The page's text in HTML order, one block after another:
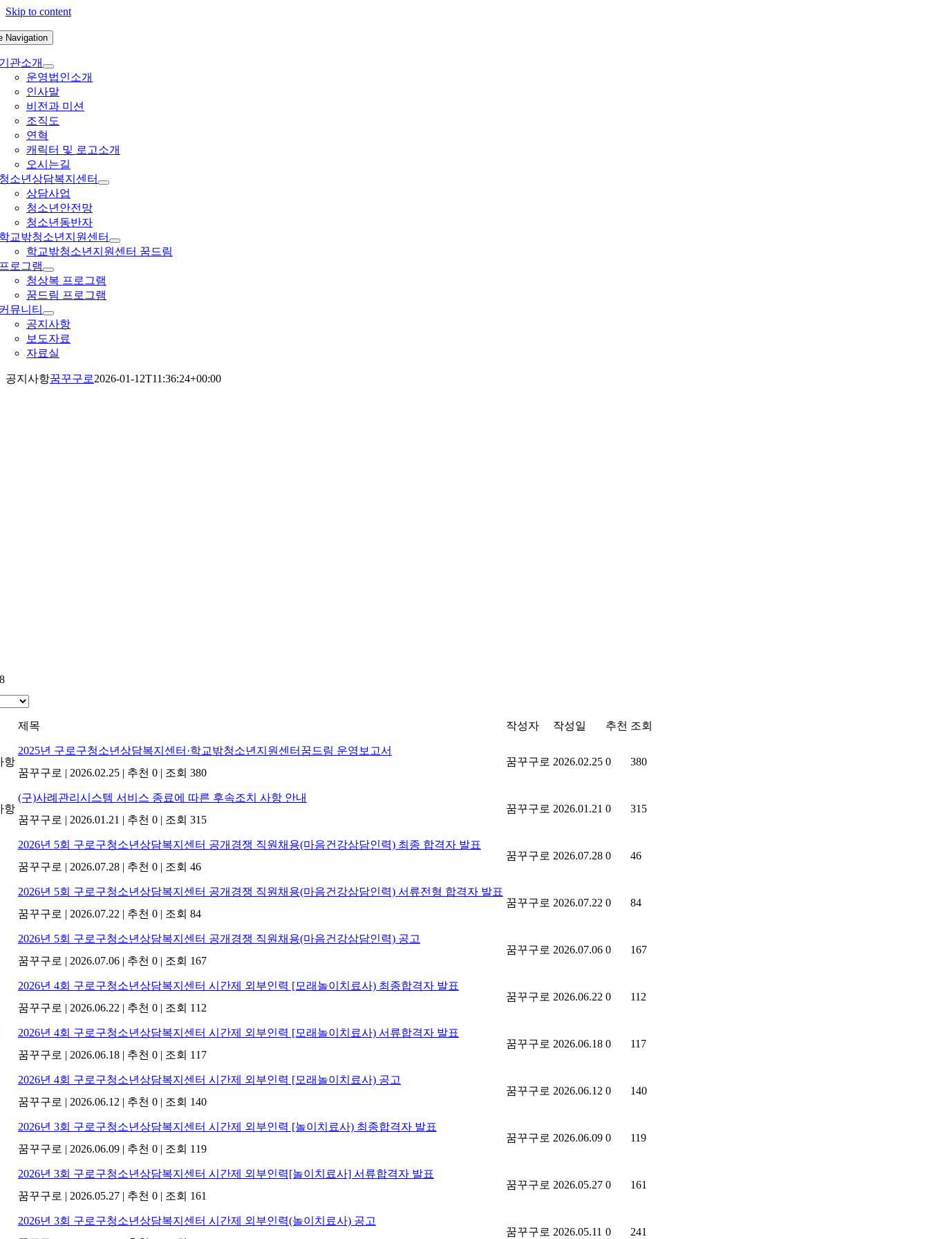
Skip to content
Navigation
관소개
운영법인소개
인사말
비전과 미션
조직도
연혁
캐릭터 및 로고소개
오시는길
소년상담복지센터
상담사업
청소년안전망
청소년동반자
교밖청소년지원센터
학교밖청소년지원센터 꿈드림
로그램
청상복 프로그램
꿈드림 프로그램
뮤니티
공지사항
보도자료
자료실
공지사항꿈꾸구로2026-01-12T11:36:24+00:00
제목 작성자 작성일 추천 조회
항
2025년 구로구청소년상담복지센터·학교밖청소년지원센터꿈드림 운영보고서
꿈꾸구로 | 2026.02.25 | 추천 0 | 조회 380
꿈꾸구로 2026.02.25 0 380
항
(구)사례관리시스템 서비스 종료에 따른 후속조치 사항 안내
꿈꾸구로 | 2026.01.21 | 추천 0 | 조회 315
꿈꾸구로 2026.01.21 0 315
2026년 5회 구로구청소년상담복지센터 공개경쟁 직원채용(마음건강삼담인력) 최종 합격자 발표
꿈꾸구로 | 2026.07.28 | 추천 0 | 조회 46
꿈꾸구로 2026.07.28 0 46
2026년 5회 구로구청소년상담복지센터 공개경쟁 직원채용(마음건강삼담인력) 서류전형 합격자 발표
꿈꾸구로 | 2026.07.22 | 추천 0 | 조회 84
꿈꾸구로 2026.07.22 0 84
2026년 5회 구로구청소년상담복지센터 공개경쟁 직원채용(마음건강삼담인력) 공고
꿈꾸구로 | 2026.07.06 | 추천 0 | 조회 167
꿈꾸구로 2026.07.06 0 167
2026년 4회 구로구청소년상담복지센터 시간제 외부인력 [모래놀이치료사) 최종합격자 발표
꿈꾸구로 | 2026.06.22 | 추천 0 | 조회 112
꿈꾸구로 2026.06.22 0 112
2026년 4회 구로구청소년상담복지센터 시간제 외부인력 [모래놀이치료사) 서류합격자 발표
꿈꾸구로 | 2026.06.18 | 추천 0 | 조회 117
꿈꾸구로 2026.06.18 0 117
2026년 4회 구로구청소년상담복지센터 시간제 외부인력 [모래놀이치료사) 공고
꿈꾸구로 | 2026.06.12 | 추천 0 | 조회 140
꿈꾸구로 2026.06.12 0 140
2026년 3회 구로구청소년상담복지센터 시간제 외부인력 [놀이치료사) 최종합격자 발표
꿈꾸구로 | 2026.06.09 | 추천 0 | 조회 119
꿈꾸구로 2026.06.09 0 119
2026년 3회 구로구청소년상담복지센터 시간제 외부인력[놀이치료사] 서류합격자 발표
꿈꾸구로 | 2026.05.27 | 추천 0 | 조회 161
꿈꾸구로 2026.05.27 0 161
2026년 3회 구로구청소년상담복지센터 시간제 외부인력(놀이치료사) 공고
꿈꾸구로 2026.05.11 0 241